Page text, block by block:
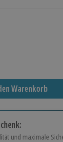
Warenkorb
und maximale